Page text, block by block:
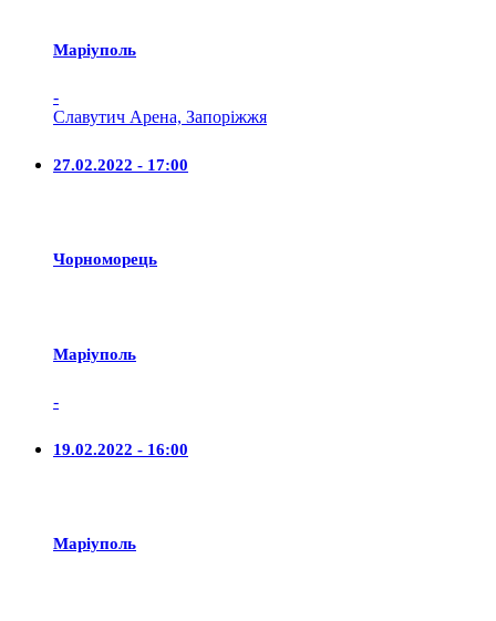
Маріуполь
-
Славутич Арена, Запоріжжя
27.02.2022 - 17:00
Чорноморець
Маріуполь
-
19.02.2022 - 16:00
Маріуполь